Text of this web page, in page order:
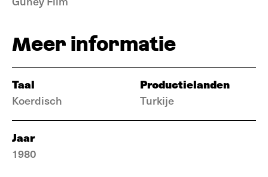
Meer informatie
Taal
Koerdisch
Productielanden
Turkije
Jaar
1980